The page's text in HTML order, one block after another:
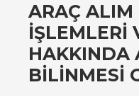
ARAÇ ALIM
IŞLEMLERI
HAKKINDA
BILINMESI